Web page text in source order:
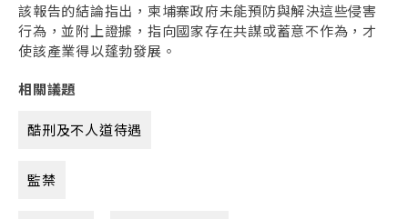
該報告的結論指出，柬埔寨政府未能預防與解決這些侵害
行為，並附上證據，指向國家存在共謀或蓄意不作為，才
使該產業得以蓬勃發展。
相關議題
酷刑及不人道待遇
監禁